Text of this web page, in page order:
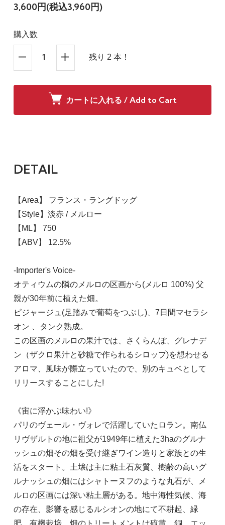
3,600円(税込3,960円)
購入数
残り 2 本！
カートに入れる / Add to Cart
DETAIL
【Area】 フランス・ラングドッグ
【Style】淡赤 / メルロー
【ML】 750
【ABV】 12.5%
-Importer's Voice-
オティウムの隣のメルロの区画から(メルロ 100%) 父
親が30年前に植えた畑。
ピジャージュ(足踏みで葡萄をつぶし)、7日間マセラシ
オン 、タンク熟成。
この区画のメルロの果汁では、さくらんぼ、グレナデ
ン（ザクロ果汁と砂糖で作られるシロップ)を想わせる
アロマ、風味が際立っていたので、別のキュベとして
リリースすることにした!
《宙に浮かぶ味わい!》
パリのヴェール・ヴォレで活躍していたロラン。南仏
リヴザルトの地に祖父が1949年に植えた3haのグルナ
ッシュの畑その畑を受け継ぎワイン造りと家族との生
活をスタート。土壌は主に粘土石灰質、樹齢の高いグ
ルナッシュの畑にはシャトーヌフのような丸石が、メ
ルロの区画には深い粘土層がある。地中海性気候、海
の存在、影響を感じるルシオンの地にて不耕起、緑
肥、有機栽培、畑のトリートメントは硫黄、銅、エッ